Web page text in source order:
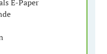
E-Paper